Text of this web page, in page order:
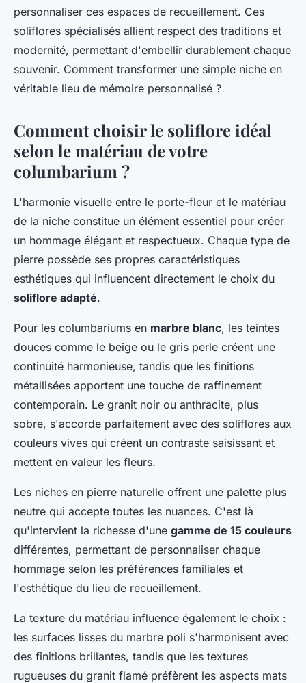
personnaliser ces espaces de recueillement. Ces
soliflores spécialisés allient respect des traditions et
modernité, permettant d'embellir durablement chaque
souvenir. Comment transformer une simple niche en
véritable lieu de mémoire personnalisé ?
Comment choisir le soliflore idéal
selon le matériau de votre
columbarium ?
L'harmonie visuelle entre le porte-fleur et le matériau
de la niche constitue un élément essentiel pour créer
un hommage élégant et respectueux. Chaque type de
pierre possède ses propres caractéristiques
esthétiques qui influencent directement le choix du
soliflore adapté.
Pour les columbariums en marbre blanc, les teintes
douces comme le beige ou le gris perle créent une
continuité harmonieuse, tandis que les finitions
métallisées apportent une touche de raffinement
contemporain. Le granit noir ou anthracite, plus
sobre, s'accorde parfaitement avec des soliflores aux
couleurs vives qui créent un contraste saisissant et
mettent en valeur les fleurs.
Les niches en pierre naturelle offrent une palette plus
neutre qui accepte toutes les nuances. C'est là
qu'intervient la richesse d'une gamme de 15 couleurs
différentes, permettant de personnaliser chaque
hommage selon les préférences familiales et
l'esthétique du lieu de recueillement.
La texture du matériau influence également le choix :
les surfaces lisses du marbre poli s'harmonisent avec
des finitions brillantes, tandis que les textures
rugueuses du granit flamé préfèrent les aspects mats